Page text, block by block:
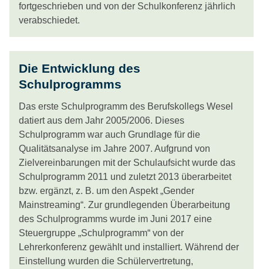
fortgeschrieben und von der Schulkonferenz jährlich
verabschiedet.
Die Entwicklung des
Schulprogramms
Das erste Schulprogramm des Berufskollegs Wesel
datiert aus dem Jahr 2005/2006. Dieses
Schulprogramm war auch Grundlage für die
Qualitätsanalyse im Jahre 2007. Aufgrund von
Zielvereinbarungen mit der Schulaufsicht wurde das
Schulprogramm 2011 und zuletzt 2013 überarbeitet
bzw. ergänzt, z. B. um den Aspekt „Gender
Mainstreaming“. Zur grundlegenden Überarbeitung
des Schulprogramms wurde im Juni 2017 eine
Steuergruppe „Schulprogramm“ von der
Lehrerkonferenz gewählt und installiert. Während der
Einstellung wurden die Schülervertretung,